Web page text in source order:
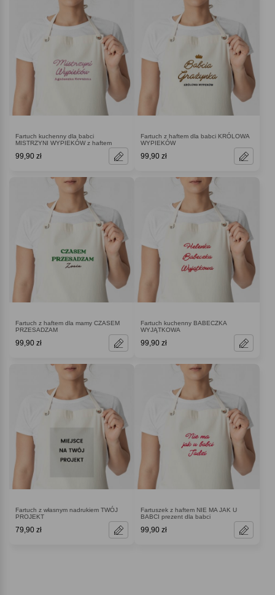
Fartuch kuchenny dla babci
MISTRZYNI WYPIEKÓW z haftem
99,90 zł
Fartuch z haftem dla babci KRÓLOWA
WYPIEKÓW
99,90 zł
Fartuch z haftem dla mamy CZASEM
PRZESADZAM
99,90 zł
Fartuch kuchenny BABECZKA
WYJĄTKOWA
99,90 zł
Fartuch z własnym nadrukiem TWÓJ
PROJEKT
79,90 zł
Fartuszek z haftem NIE MA JAK U
BABCI prezent dla babci
99,90 zł